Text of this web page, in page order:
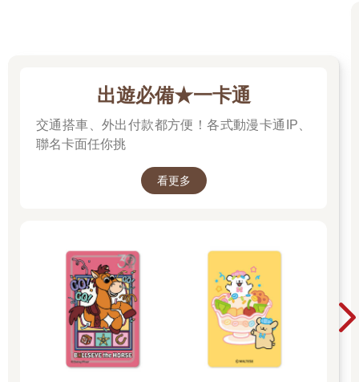
出遊必備★一卡通
交通搭車、外出付款都方便！各式動漫卡通IP、
聯名卡面任你挑
看更多